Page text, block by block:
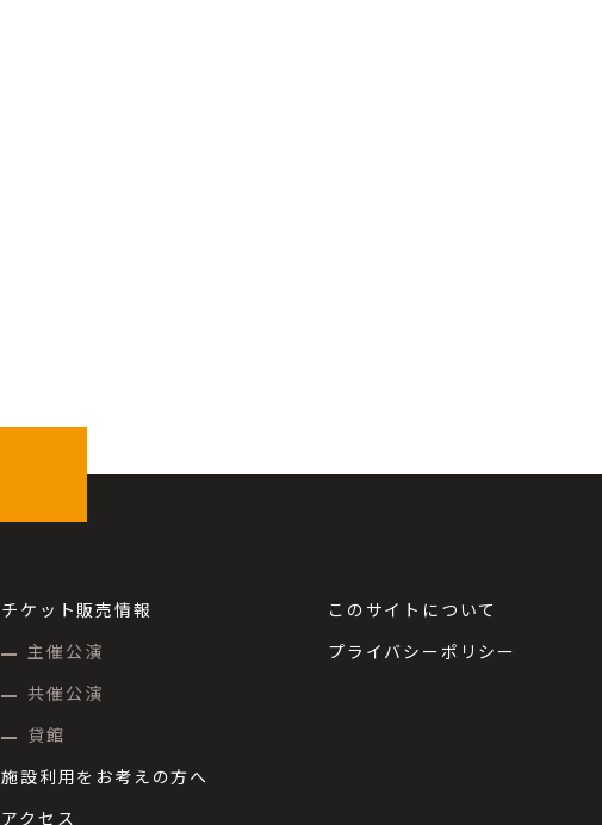
チケット販売情報
主催公演
共催公演
貸館
施設利用をお考えの方へ
アクセス
このサイトについて
プライバシーポリシー